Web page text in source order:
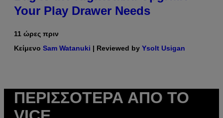
Your Play Drawer Needs
11 ώρες πριν
Κείμενο Sam Watanuki | Reviewed by Ysolt Usigan
ΠΕΡΙΣΣΌΤΕΡΑ ΑΠΌ ΤΟ